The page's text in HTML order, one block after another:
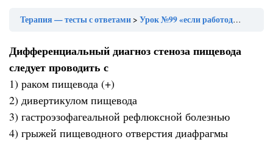
Терапия — тесты с ответами Урок №99 «если работодатель направил запрос, в котором просит сообщить о причине временной нетрудоспособности его сотрудника, то медицинская организация»
Дифференциальный диагноз стеноза пищевода
следует проводить с
1) раком пищевода (+)
2) дивертикулом пищевода
3) гастроэзофагеальной рефлюксной болезнью
4) грыжей пищеводного отверстия диафрагмы